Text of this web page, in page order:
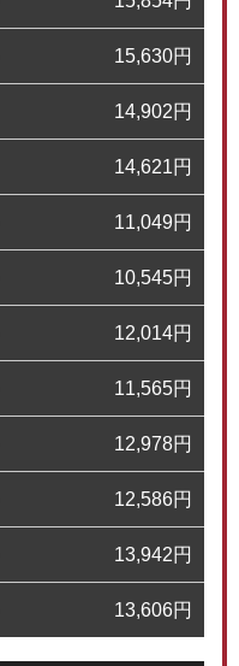
15,630円
14,902円
14,621円
11,049円
10,545円
12,014円
11,565円
12,978円
12,586円
13,942円
13,606円